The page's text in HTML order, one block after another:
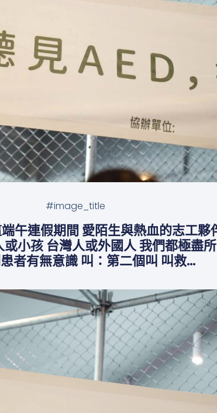
#image_title
午連假期間 愛陌生與熱血的志工夥
小孩 台灣人或外國人 我們都極盡
者有無意識 叫：第二個叫 叫救…